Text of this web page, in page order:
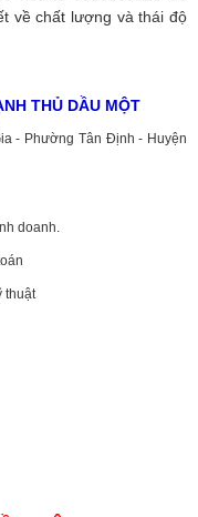
về chất lượng và thái độ
THỦ DẦU MỘT
- Phường Tân Định - Huyện
doanh.
thuật